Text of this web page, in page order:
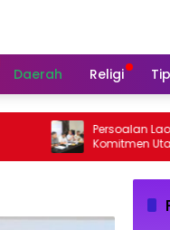
Daerah Religi
Persoalan Laoli,
Komitmen
Aspirasi Warga